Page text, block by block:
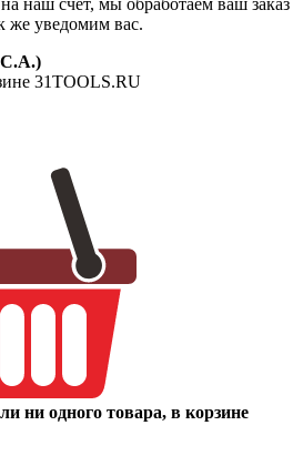
наш счет, мы обработаем ваш заказ
же уведомим вас.
С.А.)
ни одного товара, в корзине